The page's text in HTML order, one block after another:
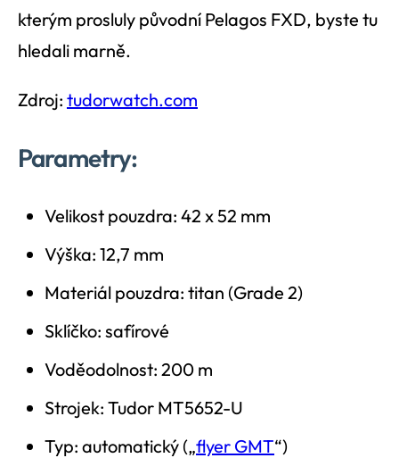
kterým prosluly původní Pelagos FXD, byste tu
hledali marně.
Zdroj: tudorwatch.com
Parametry:
Velikost pouzdra: 42 x 52 mm
Výška: 12,7 mm
Materiál pouzdra: titan (Grade 2)
Sklíčko: safírové
Voděodolnost: 200 m
Strojek: Tudor MT5652-U
Typ: automatický („flyer GMT“)